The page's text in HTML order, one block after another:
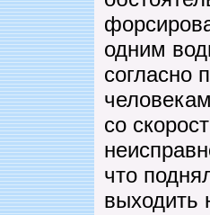
одним
согласно
со
что
выходить